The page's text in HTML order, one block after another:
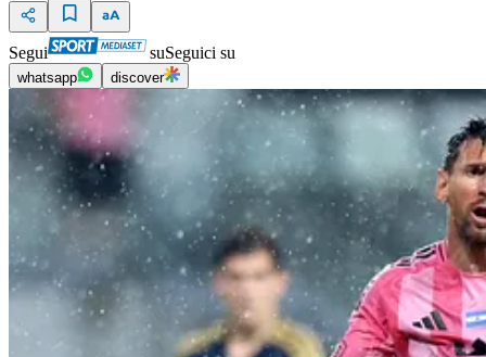
Segui suSeguici su
whatsapp discover